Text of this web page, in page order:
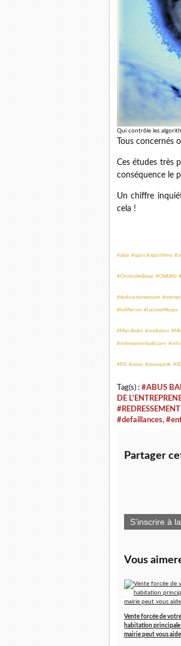
Qui contrôle les
Tous concernés
Ces études très
conséquence le
Un chiffre
cela !
#abus #agios #algorithme
#ChristopheBasse
#dysfonctionnement
#loiMacron #LucianoMurgia
#MarcAndré #médiation
#redressementjudiciaire
#RSI #saisie #sauvegarde
Tag(s) : #ABUS
DE
#defaillances,
Partager
S'inscrire à
Vous
Vente forcée de votre
habitation principale
mairie peut vous